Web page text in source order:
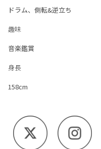
ドラム、側転&逆立ち
趣味
音楽鑑賞
身長
158cm